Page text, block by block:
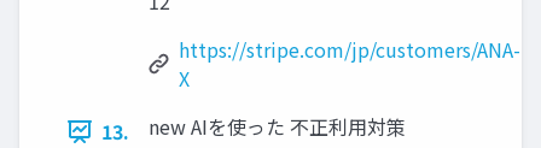
https://stripe.com/jp/customers/ANA-
X
13.
new AIを使った 不正利用対策